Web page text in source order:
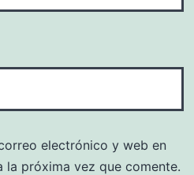
electrónico y web en
la próxima vez que comente.